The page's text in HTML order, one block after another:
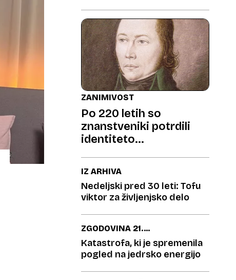
ZANIMIVOST
Po 220 letih so
znanstveniki potrdili
identiteto
IZ ARHIVA
Nedeljski pred 30 leti: Tofu
viktor za življenjsko delo
ZGODOVINA 21.
STOLETJA
Katastrofa, ki je spremenila
pogled na jedrsko energijo